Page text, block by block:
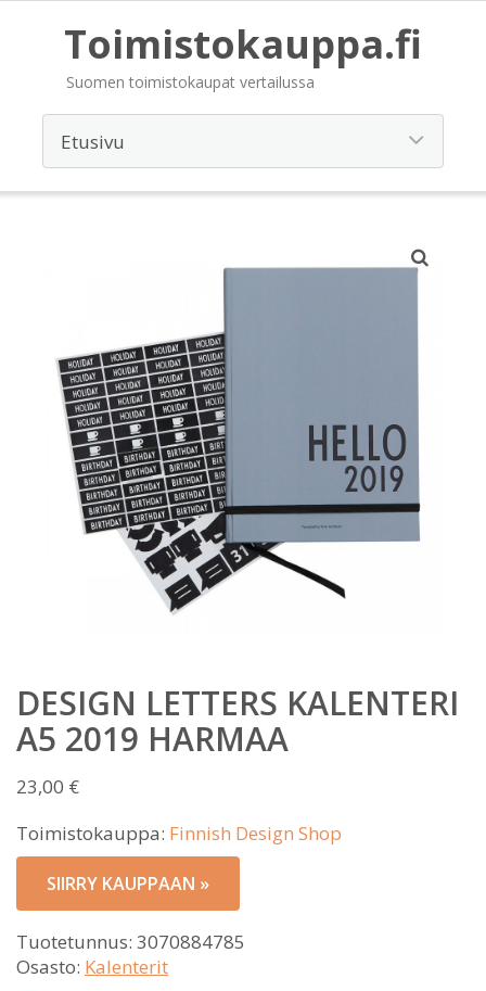
Toimistokauppa.fi
Suomen toimistokaupat vertailussa
DESIGN LETTERS KALENTERI
A5 2019 HARMAA
23,00 €
Toimistokauppa: Finnish Design Shop
SIIRRY KAUPPAAN »
Tuotetunnus: 3070884785
Osasto: Kalenterit